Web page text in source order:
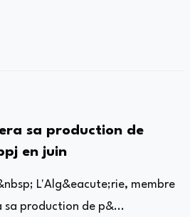
sa production de
en juin
L'Alg&eacute;rie, membre
sa production de p&...